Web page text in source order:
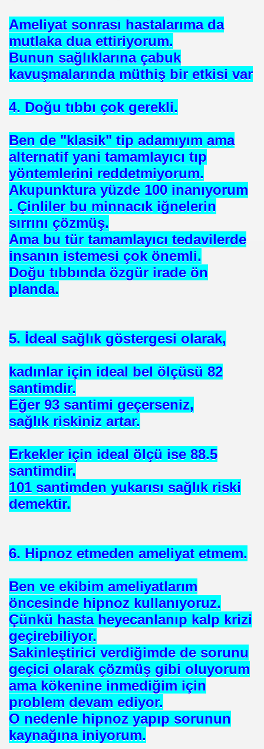
Ameliyat sonrası hastalarıma da
mutlaka dua ettiriyorum.
Bunun sağlıklarına çabuk
kavuşmalarında müthiş bir etkisi var
4. Doğu tıbbı çok gerekli.
Ben de "klasik" tip adamıyım ama
alternatif yani tamamlayıcı tıp
yöntemlerini reddetmiyorum.
Akupunktura yüzde 100 inanıyorum
. Çinliler bu minnacık iğnelerin
sırrını çözmüş.
Ama bu tür tamamlayıcı tedavilerde
insanın istemesi çok önemli.
Doğu tıbbında özgür irade ön
planda.
5. İdeal sağlık göstergesi olarak,
kadınlar için ideal bel ölçüsü 82
santimdir.
Eğer 93 santimi geçerseniz,
sağlık riskiniz artar.
Erkekler için ideal ölçü ise 88.5
santimdir.
101 santimden yukarısı sağlık riski
demektir.
6. Hipnoz etmeden ameliyat etmem.
Ben ve ekibim ameliyatlarım
öncesinde hipnoz kullanıyoruz.
Çünkü hasta heyecanlanıp kalp krizi
geçirebiliyor.
Sakinleştirici verdiğimde de sorunu
geçici olarak çözmüş gibi oluyorum
ama kökenine inmediğim için
problem devam ediyor.
O nedenle hipnoz yapıp sorunun
kaynağına iniyorum.
VAKFI
İSMAİL TOPKAR
GÜRSES
TIBBI =Türk+Rus+Çin Tıbbı
DURUKAN
.
Dr. Nevzat TARHAN- NP GURUP KURUMLARI